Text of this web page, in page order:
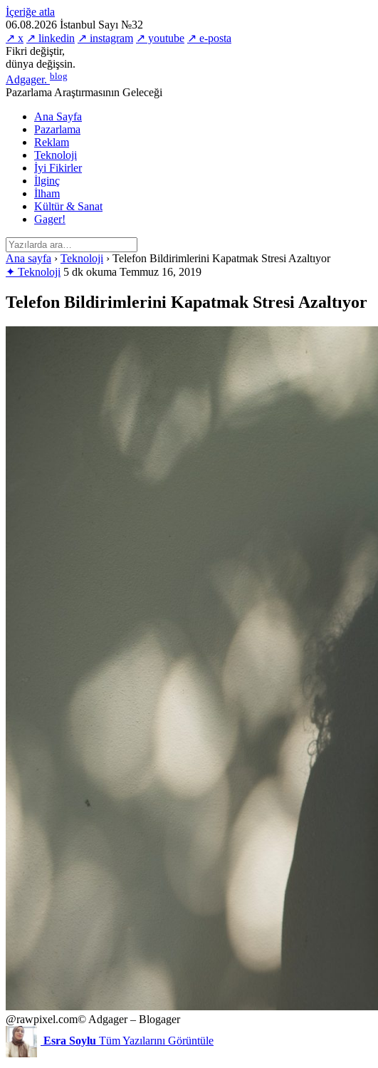
İçeriğe atla
06.08.2026 İstanbul Sayı №32
↗ x ↗ linkedin ↗ instagram ↗ youtube ↗ e-posta
Fikri değiştir,
dünya değişsin.
Adgager. blog
Pazarlama Araştırmasının Geleceği
Ana Sayfa
Pazarlama
Reklam
Teknoloji
İyi Fikirler
İlginç
İlham
Kültür & Sanat
Gager!
Ana sayfa › Teknoloji › Telefon Bildirimlerini Kapatmak Stresi Azaltıyor
✦ Teknoloji 5 dk okuma Temmuz 16, 2019
Telefon Bildirimlerini Kapatmak Stresi Azaltıyor
@rawpixel.com© Adgager – Blogager
Esra Soylu Tüm Yazılarını Görüntüle